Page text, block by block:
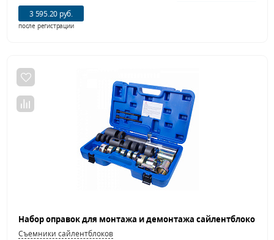
3 595.20 руб.
после регистрации
Съемники сайлентблоков